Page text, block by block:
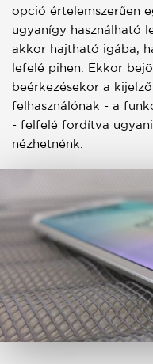
opció értelemszerűen
ugyanígy használható
akkor hajtható igába,
lefelé pihen. Ekkor
beérkezésekor a
felhasználónak - a
- felfelé fordítva
nézhetnénk.